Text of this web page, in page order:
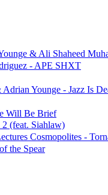
& Ali Shaheed
- APE SHXT
Younge - Jazz Is
Will Be Brief
(feat. Siahlaw)
Cosmopolites -
the Spear